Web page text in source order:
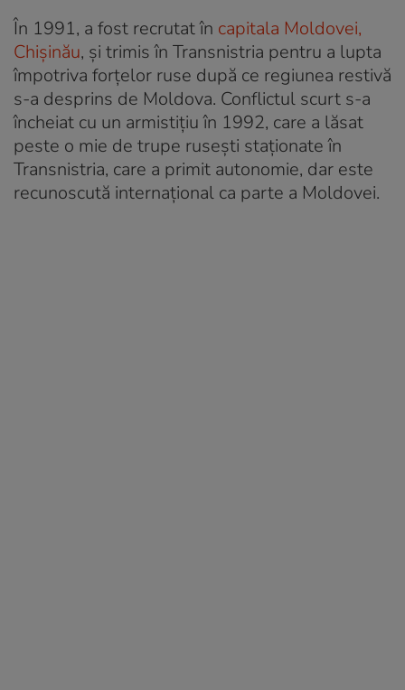
În 1991, a fost recrutat în capitala Moldovei,
Chișinău, și trimis în Transnistria pentru a lupta
împotriva forțelor ruse după ce regiunea restivă
s-a desprins de Moldova. Conflictul scurt s-a
încheiat cu un armistițiu în 1992, care a lăsat
peste o mie de trupe rusești staționate în
Transnistria, care a primit autonomie, dar este
recunoscută internațional ca parte a Moldovei.